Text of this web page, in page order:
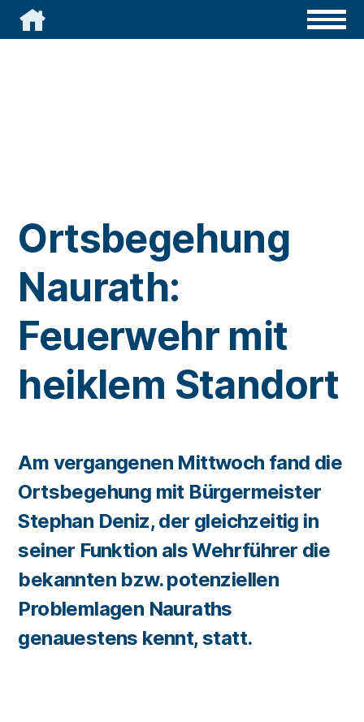

Ortsbegehung
Naurath:
Feuerwehr mit
heiklem Standort
Am vergangenen Mittwoch fand die
Ortsbegehung mit Bürgermeister
Stephan Deniz, der gleichzeitig in
seiner Funktion als Wehrführer die
bekannten bzw. potenziellen
Problemlagen Nauraths
genauestens kennt, statt.